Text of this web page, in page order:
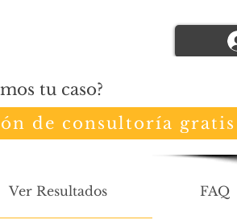
tu caso?
de consultoría gratis
Ver Resultados FAQ